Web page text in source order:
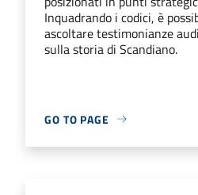
Inquadrando i codici, è
ascoltare testimonianze
sulla storia di Scandiano.
GO TO PAGE